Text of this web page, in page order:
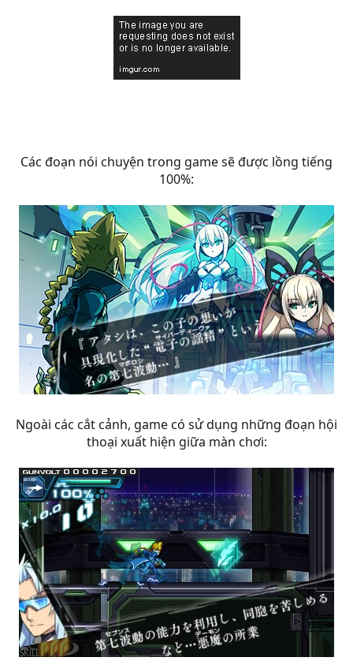
Các đoạn nói chuyện trong game sẽ được lồng tiếng
100%:
Ngoài các cắt cảnh, game có sử dụng những đoạn hội
thoại xuất hiện giữa màn chơi: